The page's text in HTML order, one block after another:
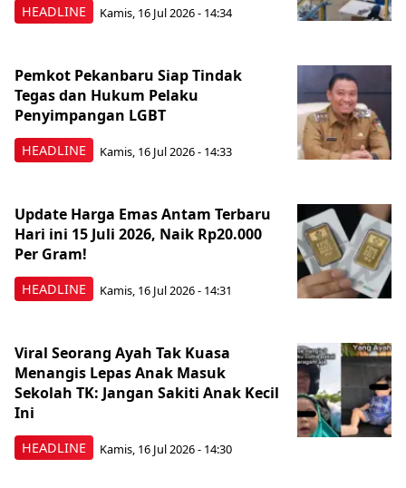
HEADLINE Kamis, 16 Jul 2026 - 14:34
HEADLINE
Pemkot Pekanbaru Siap Tindak
Tegas dan Hukum Pelaku
Penyimpangan LGBT
Kamis, 16 Jul 2026 - 14:33
HEADLINE
Update Harga Emas Antam Terbaru
Hari ini 15 Juli 2026, Naik Rp20.000
Per Gram!
Kamis, 16 Jul 2026 - 14:31
HEADLINE
Viral Seorang Ayah Tak Kuasa
Menangis Lepas Anak Masuk
Sekolah TK: Jangan Sakiti Anak Kecil
Ini
Kamis, 16 Jul 2026 - 14:30